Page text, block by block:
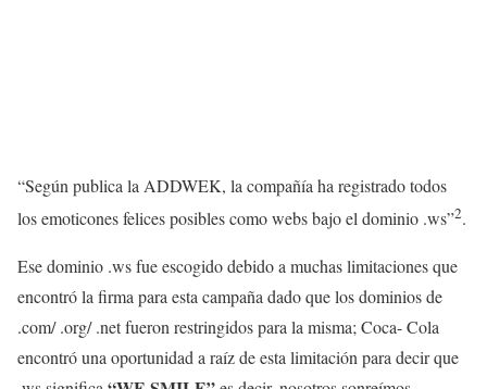
“Según publica la ADDWEK, la compañía ha registrado todos
los emoticones felices posibles como webs bajo el dominio .ws”2.
Ese dominio .ws fue escogido debido a muchas limitaciones que
encontró la firma para esta campaña dado que los dominios de
.com/ .org/ .net fueron restringidos para la misma; Coca- Cola
encontró una oportunidad a raíz de esta limitación para decir que